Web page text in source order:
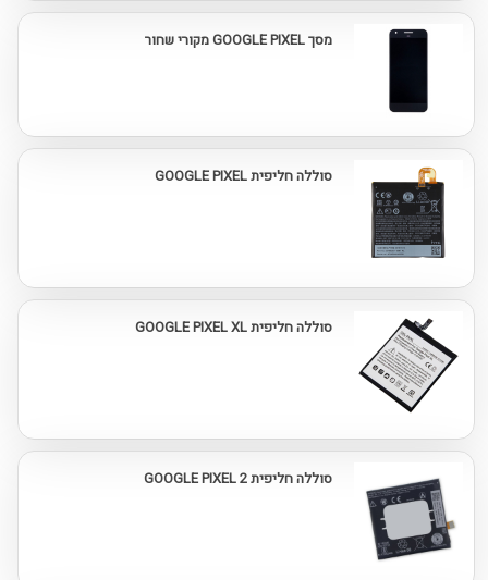
מסך GOOGLE PIXEL מקורי שחור
סוללה חליפית GOOGLE PIXEL
סוללה חליפית GOOGLE PIXEL XL
סוללה חליפית GOOGLE PIXEL 2